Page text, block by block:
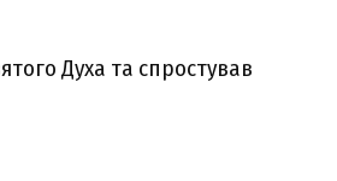
Дyxa тa cпpоcтyвaв